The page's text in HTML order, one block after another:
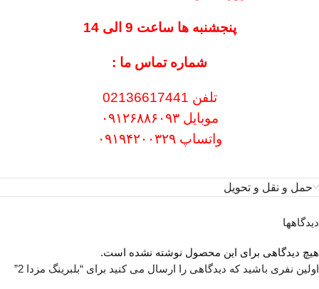
پنجشنبه ها ساعت 9 الی 14
شماره تماس ما :
تلفن 02136617441
موبایل ۰۹۱۲۶۸۸۶۰۹۳
واتساپ ۰۹۱۹۴۲۰۰۳۲۹
حمل و نقل و تحویل
دیدگاهها
هیچ دیدگاهی برای این محصول نوشته نشده است.
اولین نفری باشید که دیدگاهی را ارسال می کنید برای “بلبرینگ مزدا 2”